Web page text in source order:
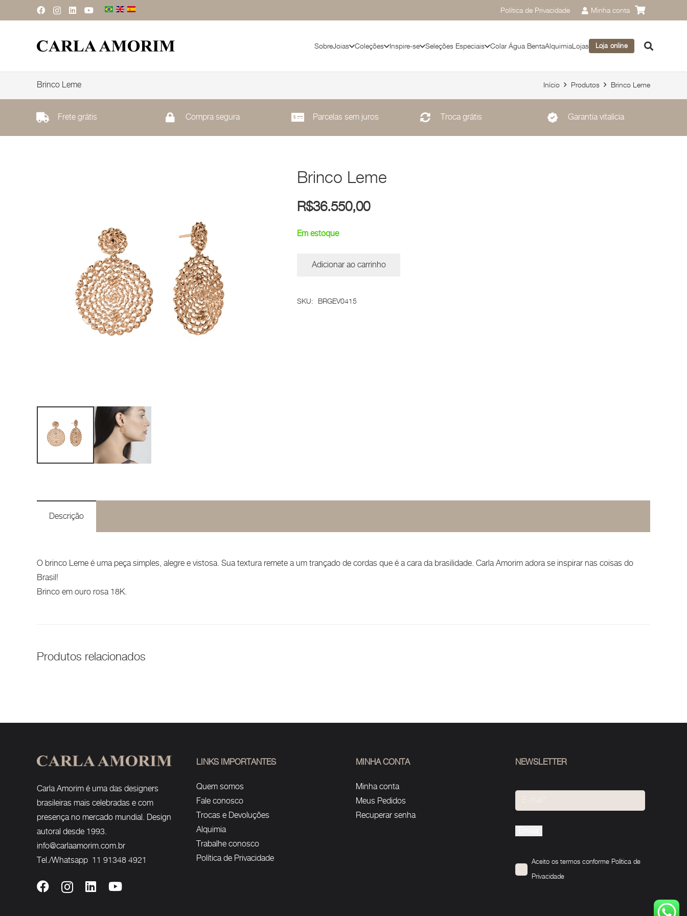
Política de Privacidade Minha conta
SobreJoias Coleções Inspire-se Seleções Especiais Colar Água BentaAlquimiaLojas Loja online
Brinco Leme Início Produtos Brinco Leme
Frete grátis Compra segura Parcelas sem juros Troca grátis Garantia vitalícia
Brinco Leme
R$36.550,00
Em estoque
quantidade
Adicionar ao carrinho
SKU: BRGEV0415
Descrição
O brinco Leme é uma peça simples, alegre e vistosa. Sua textura remete a um trançado de cordas que é a cara da brasilidade. Carla Amorim adora se inspirar nas coisas do
Brasil!
Brinco em ouro rosa 18K.
Produtos relacionados
Carla Amorim é uma das designers
brasileiras mais celebradas e com
presença no mercado mundial. Design
autoral desde 1993.
info@carlaamorim.com.br
Tel./Whatsapp 11 91348 4921
LINKS IMPORTANTES
Quem somos
Fale conosco
Trocas e Devoluções
Alquimia
Trabalhe conosco
Política de Privacidade
MINHA CONTA
Minha conta
Meus Pedidos
Recuperar senha
NEWSLETTER
field
Aceito os termos conforme Política de
Privacidade